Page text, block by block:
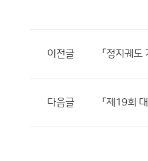
이전글 「정지궤
다음글 「제19회